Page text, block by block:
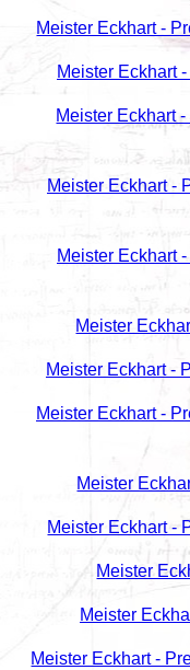
Meister Eckhart -
Meister Eckhart
Meister Eckhart
Meister Eckhart -
Meister Eckhart
Meister
Meister Eckhart -
Meister Eckhart -
Meister
Meister Eckhart -
Meister
Meister
Meister Eckhart -